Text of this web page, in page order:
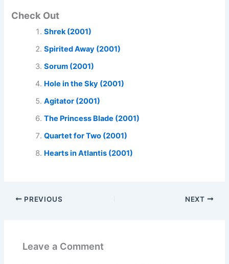
Check Out
Shrek (2001)
Spirited Away (2001)
Sorum (2001)
Hole in the Sky (2001)
Agitator (2001)
The Princess Blade (2001)
Quartet for Two (2001)
Hearts in Atlantis (2001)
PREVIOUS NEXT
Leave a Comment